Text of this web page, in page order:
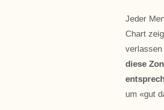
Jeder
Chart
verlassen
diese
um «gut